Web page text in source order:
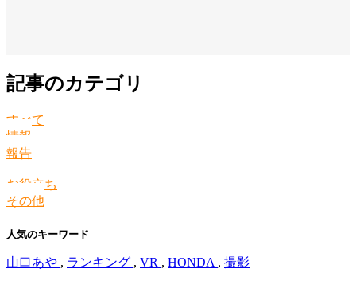
記事のカテゴリ
すべて
情報
報告
お役立ち
その他
人気のキーワード
山口あや , ランキング , VR , HONDA , 撮影